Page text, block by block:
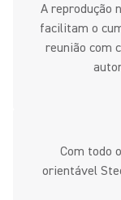
A reprodução
facilitam o
reunião com
Com todo
orientável